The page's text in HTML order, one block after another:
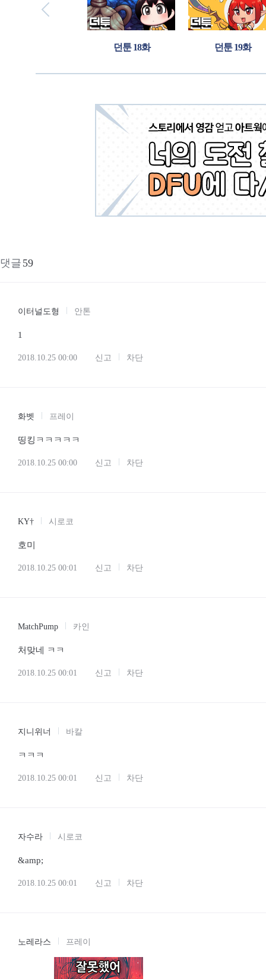
던툰 18화 던툰 19화
댓글59
이터널도형 안톤
1
2018.10.25 00:00 신고 차단
화벳 프레이
띵킹ㅋㅋㅋㅋㅋ
2018.10.25 00:00 신고 차단
KY† 시로코
호미
2018.10.25 00:01 신고 차단
MatchPump 카인
처맞네 ㅋㅋ
2018.10.25 00:01 신고 차단
지니위너 바칼
ㅋㅋㅋ
2018.10.25 00:01 신고 차단
자수라 시로코
&amp;
2018.10.25 00:01 신고 차단
노레라스 프레이